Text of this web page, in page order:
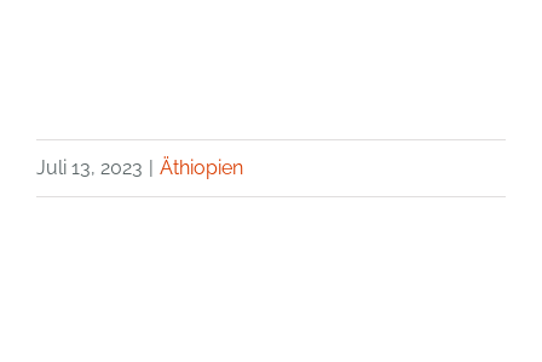
Juli 13, 2023 | Äthiopien